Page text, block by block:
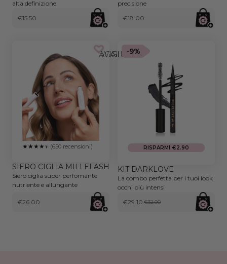
alta definizione
€15.50
precisione
€18.00
(650 recensioni)
AGGIUNGI ALLA WISHLIST
SIERO CIGLIA MILLELASH
Siero ciglia super perfomante
nutriente e allungante
€26.00
-9%
RISPARMI €2.90
KIT DARKLOVE
La combo perfetta per i tuoi look
occhi più intensi
€29.10 €32.00